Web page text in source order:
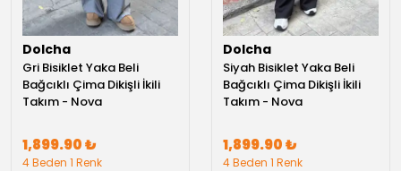
Dolcha
Gri Bisiklet Yaka Beli
Bağcıklı Çima Dikişli İkili
Takım - Nova
1,899.90 ₺
4 Beden 1 Renk
Dolcha
Siyah Bisiklet Yaka Beli
Bağcıklı Çima Dikişli İkili
Takım - Nova
1,899.90 ₺
4 Beden 1 Renk